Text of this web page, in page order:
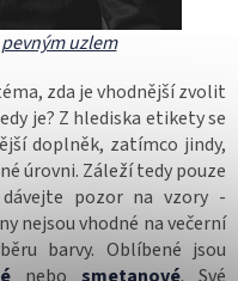
uzlem
zda je vhodnější zvolit
je? Z hlediska etikety se
doplněk, zatímco jindy,
úrovni. Záleží tedy pouze
pozor na vzory -
nejsou vhodné na večerní
barvy. Oblíbené jsou